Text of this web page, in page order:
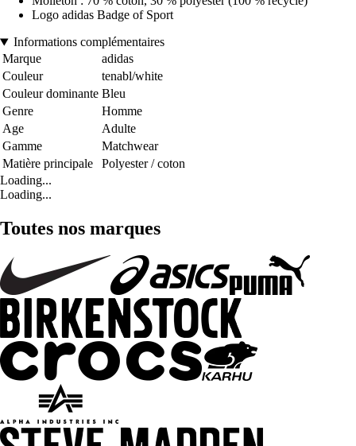
Logo adidas Badge of Sport
Informations complémentaires
Marque
adidas
Couleur
tenabl/white
Couleur dominante Bleu
Genre
Homme
Age
Adulte
Gamme
Matchwear
Matière principale
Polyester / coton
Loading...
Loading...
Toutes nos marques